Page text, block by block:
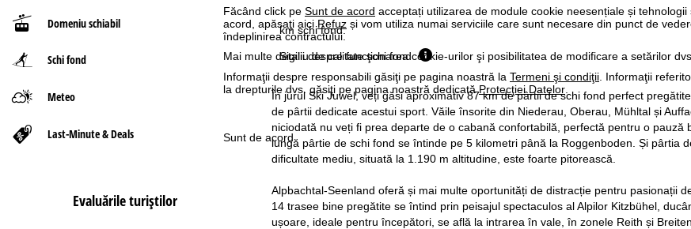
Făcând click pe Sunt de acord acceptați utilizarea de module cookie neesențiale și
acord, apăsaţi aiciRefuz și vom utiliza numai serviciile care sunt necesare din punct de
îndeplinirea contractului.
Mai multe detalii despre funcţionarea cookie-urilor şi posibilitatea de modificare a setărilor
Informaţii despre responsabili găsiţi pe pagina noastră la Termeni şi condiţii . Informaţii
la drepturile dvs. găsiţi pe pagina noastră dedicatăProtecţiei Datelor
Sunt de acord
Domeniu schiabil
Schi fond
Meteo
Last-Minute & Deals
Evaluările turiştilor
ă
km schi fond:
Sigiliu de calitate schi fond
În jurul Ski Juwel, veți găsi aproximativ 87 km de pârtii de schi fond perfect
de pârtii dedicate acestui sport. Văile însorite din Niederau, Oberau, Mühltal și
niciodată nu veți fi prea departe de o cabană confortabilă, perfectă pentru o
lungă pârtie de schi fond se întinde pe 5 kilometri până la Roggenboden. Și pârtia
dificultate mediu, situată la 1.190 m altitudine, este foarte pitorească.
Alpbachtal-Seenland oferă și mai multe oportunități de distracție pentru pasionații
14 trasee bine pregătite se întind prin peisajul spectaculos al Alpilor Kitzbühel,
ușoare, ideale pentru începători, se află la intrarea în vale, în zonele Reith și